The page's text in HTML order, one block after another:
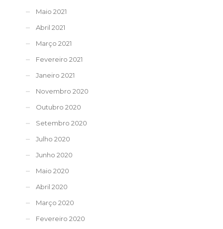
Maio 2021
Abril 2021
Março 2021
Fevereiro 2021
Janeiro 2021
Novembro 2020
Outubro 2020
Setembro 2020
Julho 2020
Junho 2020
Maio 2020
Abril 2020
Março 2020
Fevereiro 2020